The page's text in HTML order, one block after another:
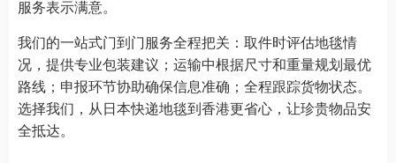
服务表示满意。
我们的一站式门到门服务全程把关：取件时评估地毯情
况，提供专业包装建议；运输中根据尺寸和重量规划最优
路线；申报环节协助确保信息准确；全程跟踪货物状态。
选择我们，从日本快递地毯到香港更省心，让珍贵物品安
全抵达。